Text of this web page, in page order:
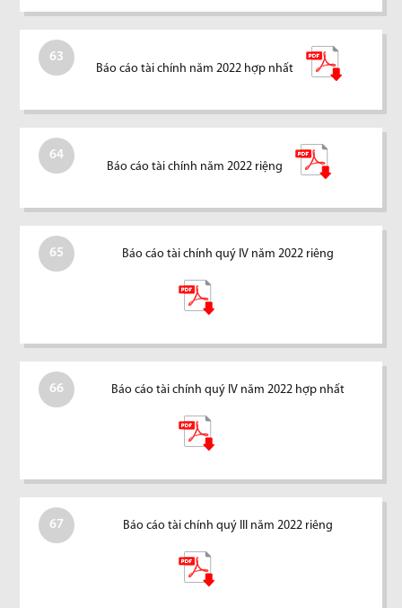
63
Báo cáo tài chính năm 2022 hợp nhất
64
Báo cáo tài chính năm 2022 riệng
65 Báo cáo tài chính quý IV năm 2022 riêng
66 Báo cáo tài chính quý IV năm 2022 hợp nhất
67 Báo cáo tài chính quý III năm 2022 riêng